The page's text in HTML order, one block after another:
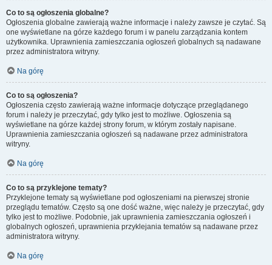
Co to są ogłoszenia globalne?
Ogłoszenia globalne zawierają ważne informacje i należy zawsze je czytać. Są
one wyświetlane na górze każdego forum i w panelu zarządzania kontem
użytkownika. Uprawnienia zamieszczania ogłoszeń globalnych są nadawane
przez administratora witryny.
Na górę
Co to są ogłoszenia?
Ogłoszenia często zawierają ważne informacje dotyczące przeglądanego
forum i należy je przeczytać, gdy tylko jest to możliwe. Ogłoszenia są
wyświetlane na górze każdej strony forum, w którym zostały napisane.
Uprawnienia zamieszczania ogłoszeń są nadawane przez administratora
witryny.
Na górę
Co to są przyklejone tematy?
Przyklejone tematy są wyświetlane pod ogłoszeniami na pierwszej stronie
przeglądu tematów. Często są one dość ważne, więc należy je przeczytać, gdy
tylko jest to możliwe. Podobnie, jak uprawnienia zamieszczania ogłoszeń i
globalnych ogłoszeń, uprawnienia przyklejania tematów są nadawane przez
administratora witryny.
Na górę